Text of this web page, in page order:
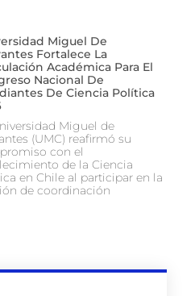
Miguel De
Fortalece La
Académica Para El
Nacional De
De Ciencia Política
Miguel de
(UMC) reafirmó su
con el
de la Ciencia
en Chile al participar en la
de coordinación